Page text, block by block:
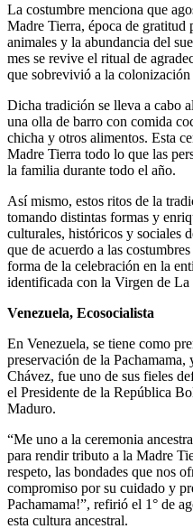
La costumbre menciona que
Madre Tierra, época de gratitud
animales y la abundancia del
mes se revive el ritual de
que sobrevivió a la colonización
Dicha tradición se lleva a cabo
una olla de barro con comida
chicha y otros alimentos. Esta
Madre Tierra todo lo que las
la familia durante todo el año.
Así mismo, estos ritos de la
tomando distintas formas y
culturales, históricos y sociales
que de acuerdo a las
forma de la celebración en la
identificada con la Virgen de La
Venezuela, Ecosocialista
En Venezuela, se tiene como
preservación de la
Chávez, fue uno de sus fieles
el Presidente de la República
Maduro.
“Me uno a la ceremonia
para rendir tributo a la Madre
respeto, las bondades que nos
compromiso por su cuidado y
Pachamama!”, refirió el 1° de
esta cultura ancestral.